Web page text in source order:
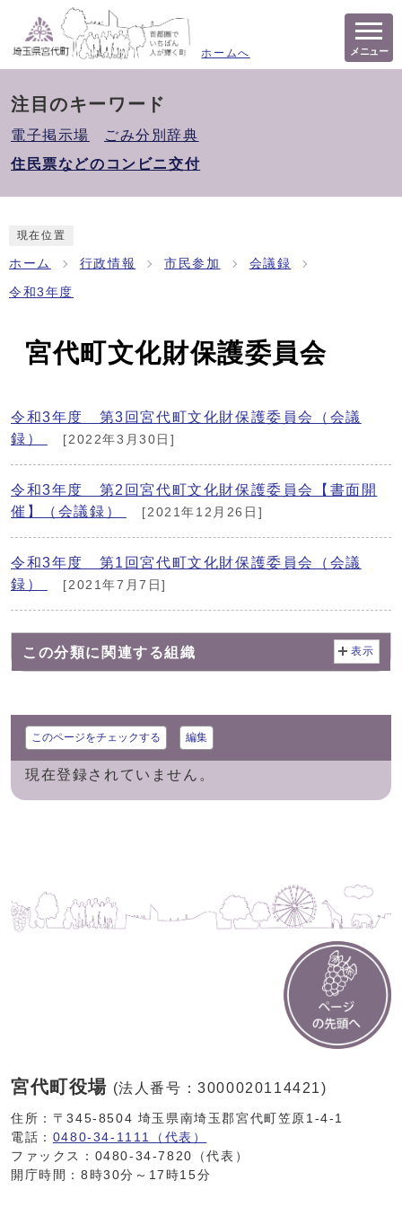
ホームへ メニュー
注目のキーワード
電子掲示場
ごみ分別辞典
住民票などのコンビニ交付
現在位置
ホーム 行政情報 市民参加 会議録
令和3年度
宮代町文化財保護委員会
令和3年度 第3回宮代町文化財保護委員会（会議
録）
[2022年3月30日]
令和3年度 第2回宮代町文化財保護委員会【書面開
催】（会議録）
[2021年12月26日]
令和3年度 第1回宮代町文化財保護委員会（会議
録）
[2021年7月7日]
この分類に関連する組織 表示
このページをチェックする 編集
現在登録されていません。
宮代町役場 (法人番号：3000020114421)
住所：〒345-8504 埼玉県南埼玉郡宮代町笠原1-4-1
電話： 0480-34-1111（代表）
ファックス：0480-34-7820（代表）
開庁時間：8時30分～17時15分